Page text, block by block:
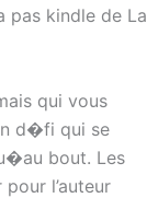
kindle de La
qui vous
d�fi qui se
bout. Les
l’auteur